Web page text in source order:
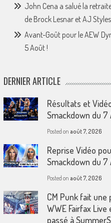
John Cena a salué la
de Brock Lesnar et AJ Styles
Avant-Goût pour le AEW
5 Août !
DERNIER ARTICLE
Résultats et
Smackdown du 7
Posted on août 7, 2026
Reprise Vidéo
Smackdown du 7
Posted on août 7, 2026
CM Punk fait
WWE Fairfax Live
passé à